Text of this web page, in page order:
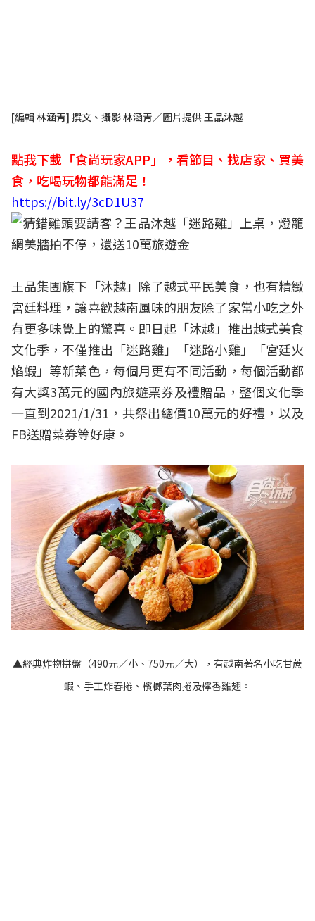
[編輯 林涵青] 撰文、攝影 林涵青／圖片提供 王品沐越
點我下載「食尚玩家APP」，看節目、找店家、買美
食，吃喝玩物都能滿足！
https://bit.ly/3cD1U37
王品集團旗下「沐越」除了越式平民美食，也有精緻
宮廷料理，讓喜歡越南風味的朋友除了家常小吃之外
有更多味覺上的驚喜。即日起「沐越」推出越式美食
文化季，不僅推出「迷路雞」「迷路小雞」「宮廷火
焰蝦」等新菜色，每個月更有不同活動，每個活動都
有大獎3萬元的國內旅遊票券及禮贈品，整個文化季
一直到2021/1/31，共祭出總價10萬元的好禮，以及
FB送贈菜券等好康。
▲經典炸物拼盤（490元／小、750元／大），有越南著名小吃甘蔗
蝦、手工炸春捲、檳榔葉肉捲及檸香雞翅。